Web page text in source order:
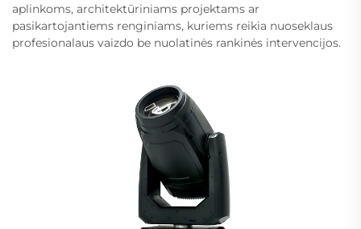
aplinkoms, architektūriniams projektams ar
pasikartojantiems renginiams, kuriems reikia nuoseklaus
profesionalaus vaizdo be nuolatinės rankinės intervencijos.